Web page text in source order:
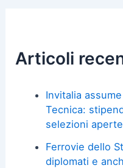
Articoli
Invitalia
Tecnica:
selezioni aperte
Ferrovie dello
diplomati e